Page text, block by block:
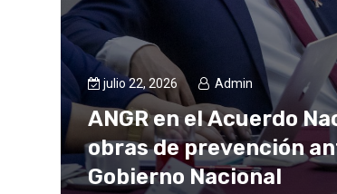
julio 22, 2026 Admin
ANGR en el Acuerdo
obras de prevención
Gobierno Nacional